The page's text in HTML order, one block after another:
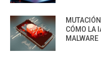
CÓMO LA
MALWARE